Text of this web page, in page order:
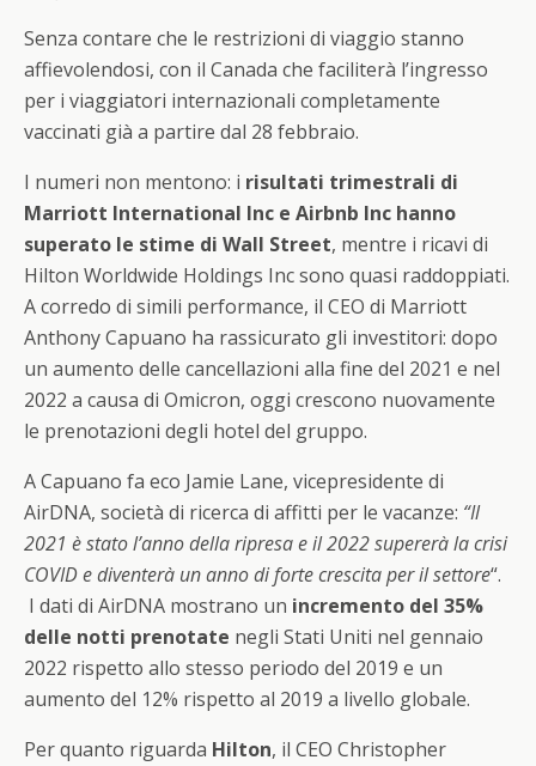
Senza contare che le restrizioni di viaggio stanno
affievolendosi, con il Canada che faciliterà l’ingresso
per i viaggiatori internazionali completamente
vaccinati già a partire dal 28 febbraio.
I numeri non mentono: i risultati trimestrali di
Marriott International Inc e Airbnb Inc hanno
superato le stime di Wall Street, mentre i ricavi di
Hilton Worldwide Holdings Inc sono quasi raddoppiati.
A corredo di simili performance, il CEO di Marriott
Anthony Capuano ha rassicurato gli investitori: dopo
un aumento delle cancellazioni alla fine del 2021 e nel
2022 a causa di Omicron, oggi crescono nuovamente
le prenotazioni degli hotel del gruppo.
A Capuano fa eco Jamie Lane, vicepresidente di
AirDNA, società di ricerca di affitti per le vacanze: “Il
2021 è stato l’anno della ripresa e il 2022 supererà la crisi
COVID e diventerà un anno di forte crescita per il settore“.
I dati di AirDNA mostrano un incremento del 35%
delle notti prenotate negli Stati Uniti nel gennaio
2022 rispetto allo stesso periodo del 2019 e un
aumento del 12% rispetto al 2019 a livello globale.
Per quanto riguarda Hilton, il CEO Christopher